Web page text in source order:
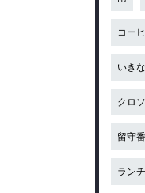
コー
いき
クロ
留守番
ラン